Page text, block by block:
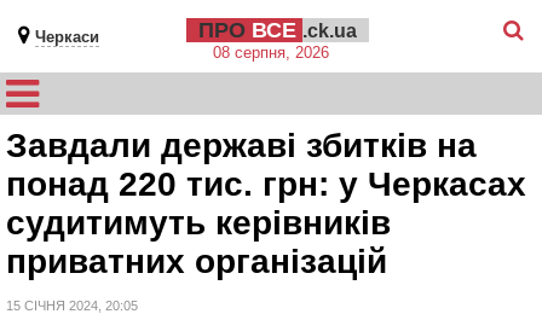
Черкаси ПРО ВСЕ .ck.ua
08 серпня, 2026
Завдали державі збитків на
понад 220 тис. грн: у Черкасах
судитимуть керівників
приватних організацій
15 СІЧНЯ 2024, 20:05